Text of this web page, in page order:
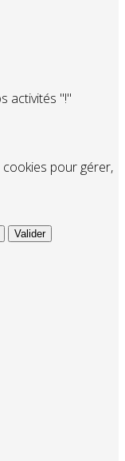
activités "!"
pour gérer,
Valider